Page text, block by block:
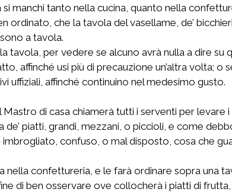
manchi tanto nella cucina, quanto nella
che la tavola del vasellame, de’
a tavola.
per vedere se alcuno avrà nulla a dire su
affinché usi più di precauzione un’altra volta; o
uffiziali, affinché continuino nel medesimo gusto.
di casa chiamerà tutti i serventi per levare
piatti, grandi, mezzani, o piccioli, e come
confuso, o mal disposto, cosa che
confettureria, e le farà ordinare sopra una
di ben osservare ove collocherà i piatti di